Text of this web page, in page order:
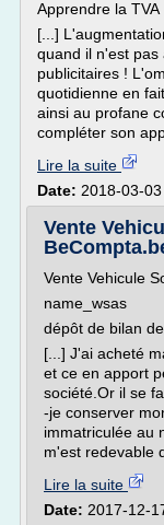
Apprendre la TVA
[...]
quand il n'est
publicitaires !
quotidienne en
ainsi au profane
compléter son
Lire la suite
Date: 2018-03-
Vente
Vente Vehicule
name_wsas
dépôt de bilan
[...] J'ai acheté
et ce en apport
société.Or il se
-je conserver
immatriculée au
m'est redevable
Lire la suite
Date: 2017-12-